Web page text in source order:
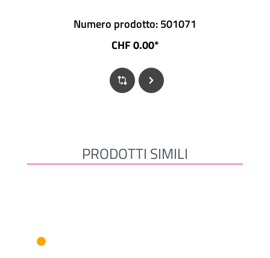
Numero prodotto: 501071
CHF 0.00*
Salta la galleria dei prodotti
PRODOTTI SIMILI